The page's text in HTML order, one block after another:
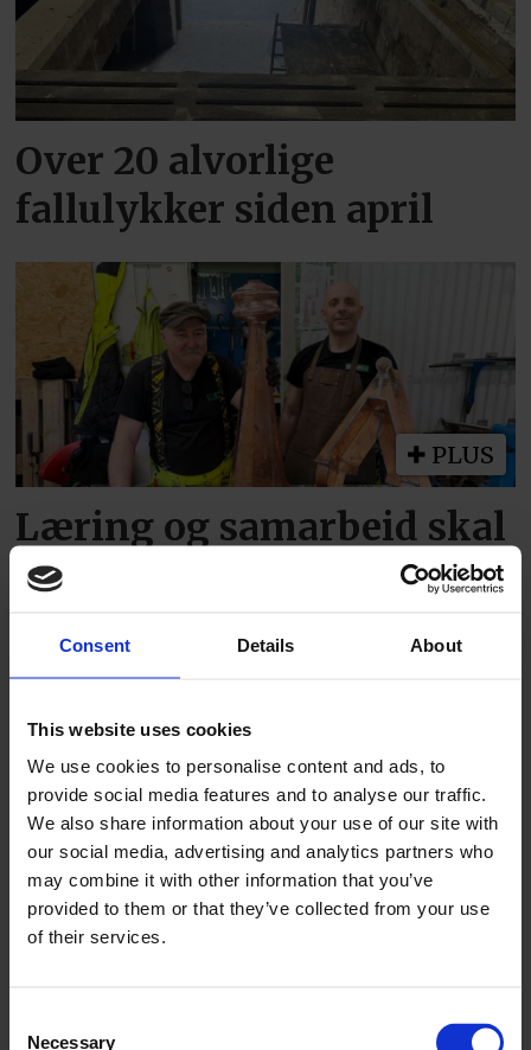
Consent Details About
This website uses cookies
We use cookies to personalise content and ads, to
provide social media features and to analyse our traffic.
We also share information about your use of our site with
our social media, advertising and analytics partners who
may combine it with other information that you’ve
provided to them or that they’ve collected from your use
of their services.
Necessary
Over 20 alvorlige
fallulykker siden april
PLUS
Læring og samarbeid skal
sikre fremtidens
Etablerer avdeling for